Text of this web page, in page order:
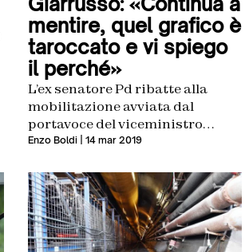
mentire, quel grafico è
taroccato e vi spiego
il perché»
L’ex senatore Pd ribatte alla
mobilitazione avviata dal
portavoce del viceministro
dell’Istruzione Lorenzo
Enzo Boldi | 14 mar 2019